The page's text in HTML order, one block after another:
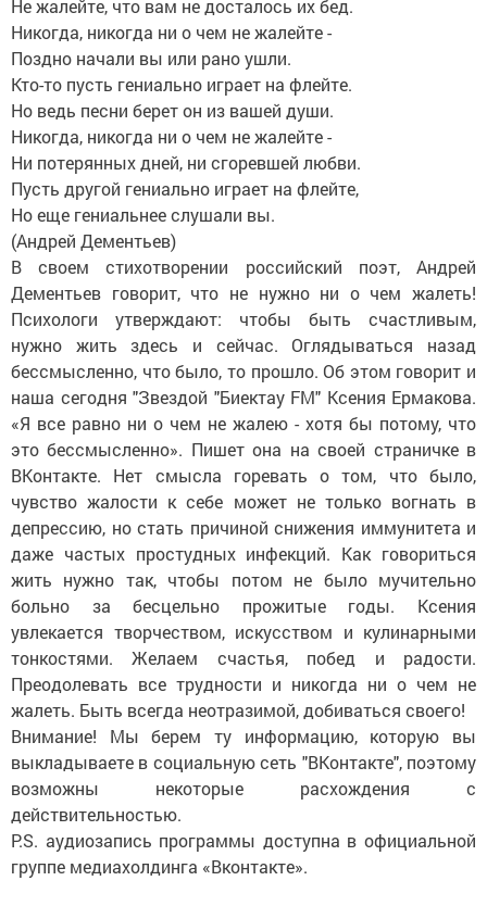
Не жалейте, что вам не досталось их бед.
Никогда, никогда ни о чем не жалейте -
Поздно начали вы или рано ушли.
Кто-то пусть гениально играет на флейте.
Но ведь песни берет он из вашей души.
Никогда, никогда ни о чем не жалейте -
Ни потерянных дней, ни сгоревшей любви.
Пусть другой гениально играет на флейте,
Но еще гениальнее слушали вы.
(Андрей Дементьев)
В своем стихотворении российский поэт, Андрей
Дементьев говорит, что не нужно ни о чем жалеть!
Психологи утверждают: чтобы быть счастливым,
нужно жить здесь и сейчас. Оглядываться назад
бессмысленно, что было, то прошло. Об этом говорит и
наша сегодня "Звездой "Биектау FM" Ксения Ермакова.
«Я все равно ни о чем не жалею - хотя бы потому, что
это бессмысленно». Пишет она на своей страничке в
ВКонтакте. Нет смысла горевать о том, что было,
чувство жалости к себе может не только вогнать в
депрессию, но стать причиной снижения иммунитета и
даже частых простудных инфекций. Как говориться
жить нужно так, чтобы потом не было мучительно
больно за бесцельно прожитые годы. Ксения
увлекается творчеством, искусством и кулинарными
тонкостями. Желаем счастья, побед и радости.
Преодолевать все трудности и никогда ни о чем не
жалеть. Быть всегда неотразимой, добиваться своего!
Внимание! Мы берем ту информацию, которую вы
выкладываете в социальную сеть "ВКонтакте", поэтому
возможны некоторые расхождения с
действительностью.
P.S. аудиозапись программы доступна в официальной
группе медиахолдинга «Вконтакте».